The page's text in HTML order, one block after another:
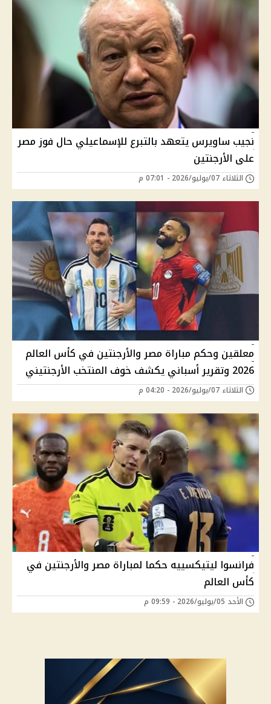
نجيب ساويرس يتعهد بالتبرع للإسماعيلي حال فوز مصر
على الأرجنتين
الثلاثاء 07/يوليو/2026 - 07:01 م
معلقين وحكم مباراة مصر والأرجنتين في كأس العالم
2026 وتقرير أسباني يكشف خوف المنتخب الأرجنتيني
الثلاثاء 07/يوليو/2026 - 04:20 م
فرانسوا ليتيكسييه حكما لمباراة مصر والأرجنتين في
كأس العالم
الأحد 05/يوليو/2026 - 09:59 م